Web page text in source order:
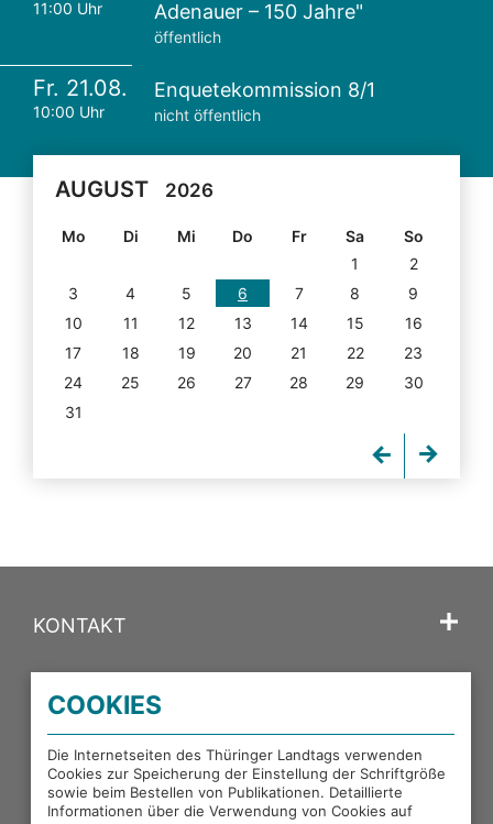
11:00 Uhr
Adenauer – 150 Jahre"
öffentlich
Fr. 21.08.
10:00 Uhr
Enquetekommission 8/1
nicht öffentlich
AUGUST 2026
Mo Di Mi Do Fr Sa
So
1
2
3
4 5 6 7 8
9
10
11 12 13 14 15
16
17
18 19 20 21 22
23
24
25 26 27 28 29
30
31
KONTAKT
PORTALE DES THÜRINGER LANDTAGS
EXTERNE LINKS
COOKIES
Die Internetseiten des Thüringer Landtags verwenden
Cookies zur Speicherung der Einstellung der Schriftgröße
sowie beim Bestellen von Publikationen. Detaillierte
Informationen über die Verwendung von Cookies auf